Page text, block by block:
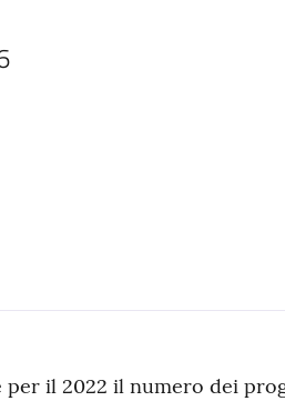
per il 2022 il numero dei